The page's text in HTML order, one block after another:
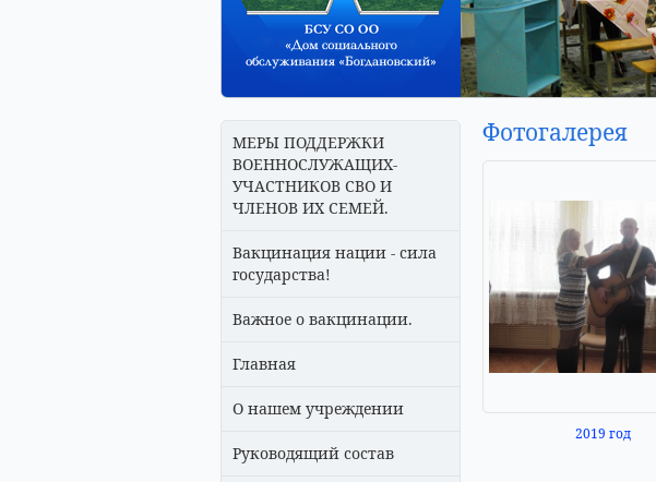
МЕРЫ ПОДДЕРЖКИ
ВОЕННОСЛУЖАЩИХ-
УЧАСТНИКОВ СВО И
ЧЛЕНОВ ИХ СЕМЕЙ.
Вакцинация нации - сила
государства!
Важное о вакцинации.
Главная
О нашем учреждении
Руководящий состав
Фотогалерея
2019 год